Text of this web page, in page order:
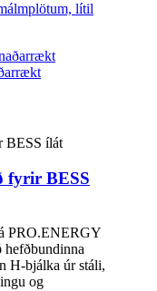
lítil
fyrir BESS
PRO.ENERGY
hefðbundinna
H-bjálka úr stáli,
og